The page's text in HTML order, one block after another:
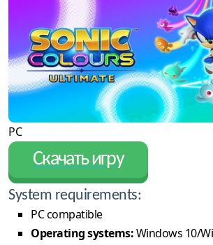
PC
Скачать игру
System requirements:
PC compatible
Operating systems:Windows 10/